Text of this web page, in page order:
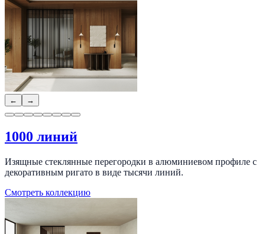
← →
1000 линий
Изящные стеклянные перегородки в алюминиевом профиле с
декоративным ригато в виде тысячи линий.
Смотреть коллекцию